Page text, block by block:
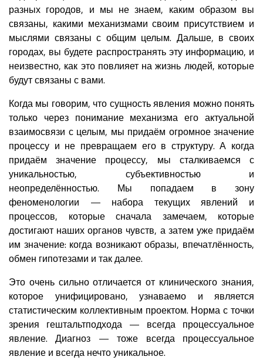
разных городов, и мы не знаем, каким образом вы
связаны, какими механизмами своим присутствием и
мыслями связаны с общим целым. Дальше, в своих
городах, вы будете распространять эту информацию, и
неизвестно, как это повлияет на жизнь людей, которые
будут связаны с вами.
Когда мы говорим, что сущность явления можно понять
только через понимание механизма его актуальной
взаимосвязи с целым, мы придаём огромное значение
процессу и не превращаем его в структуру. А когда
придаём значение процессу, мы сталкиваемся с
уникальностью, субъективностью и
неопределённостью. Мы попадаем в зону
феноменологии — набора текущих явлений и
процессов, которые сначала замечаем, которые
достигают наших органов чувств, а затем уже придаём
им значение: когда возникают образы, впечатлённость,
обмен гипотезами и так далее.
Это очень сильно отличается от клинического знания,
которое унифицировано, узнаваемо и является
статистическим коллективным проектом. Норма с точки
зрения гештальтподхода — всегда процессуальное
явление. Диагноз — тоже всегда процессуальное
явление и всегда нечто уникальное.